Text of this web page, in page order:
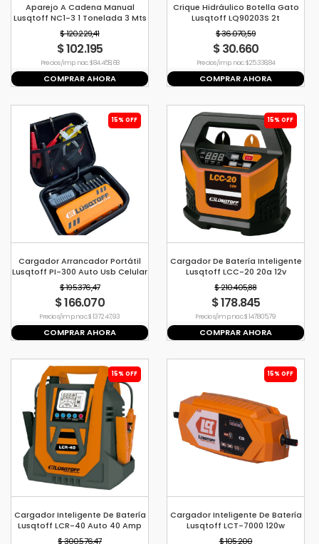
Aparejo A Cadena Manual
Lusqtoff NC1-3 1 Tonelada 3 Mts
Metros Reforzado
$ 120.229,41
$ 102.195
Precio s/imp. nac. $ 84.458,68
COMPRAR AHORA
Crique Hidráulico Botella Gato
Lusqtoff LQ90203S 2t
$ 36.070,59
$ 30.660
Precio s/imp. nac. $ 25.338,84
COMPRAR AHORA
15% OFF
Cargador Arrancador Portátil
Lusqtoff PI-300 Auto Usb Celular
Luz
$ 195.376,47
$ 166.070
Precio s/imp. nac. $ 137.247,93
COMPRAR AHORA
15% OFF
Cargador De Batería Inteligente
Lusqtoff LCC-20 20a 12v
$ 210.405,88
$ 178.845
Precio s/imp. nac. $ 147.805,79
COMPRAR AHORA
15% OFF
Cargador Inteligente De Batería
Lusqtoff LCR-40 Auto 40 Amp
$ 300.576,47
15% OFF
Cargador Inteligente De Batería
Lusqtoff LCT-7000 120w
$ 105.200